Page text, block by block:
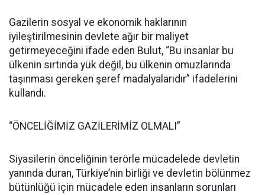
Gazilerin sosyal ve ekonomik haklarının
iyileştirilmesinin devlete ağır bir maliyet
getirmeyeceğini ifade eden Bulut, “Bu insanlar bu
ülkenin sırtında yük değil, bu ülkenin omuzlarında
taşınması gereken şeref madalyalarıdır” ifadelerini
kullandı.
“ÖNCELİĞİMİZ GAZİLERİMİZ OLMALI”
Siyasilerin önceliğinin terörle mücadelede devletin
yanında duran, Türkiye’nin birliği ve devletin bölünmez
bütünlüğü için mücadele eden insanların sorunları